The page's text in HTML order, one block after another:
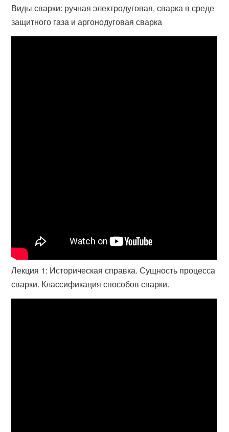
Виды сварки: ручная электродуговая, сварка в среде
защитного газа и аргонодуговая сварка
Лекция 1: Историческая справка. Сущность процесса
сварки. Классификация способов сварки.